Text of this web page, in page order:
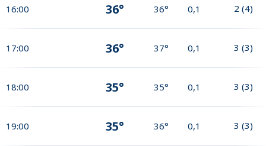
16:00 36° 36° 0,1 2 (4)
17:00 36° 37° 0,1 3 (3)
18:00 35° 35° 0,1 3 (3)
19:00 35° 36° 0,1 3 (3)